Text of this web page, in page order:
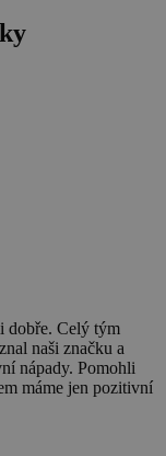
dobře. Celý tým
naši značku a
nápady. Pomohli
máme jen pozitivní